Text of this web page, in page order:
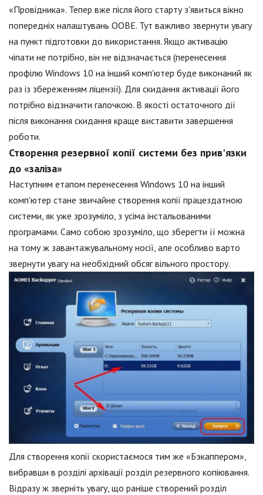
«Провідника». Тепер вже після його старту з'явиться вікно
попередніх налаштувань OOBE. Тут важливо звернути увагу
на пункт підготовки до використання. Якщо активацію
чіпати не потрібно, він не відзначається (перенесення
профілю Windows 10 на інший комп'ютер буде виконаний як
раз із збереженням ліцензії). Для скидання активації його
потрібно відзначити галочкою. В якості остаточного дії
після виконання скидання краще виставити завершення
роботи.
Створення резервної копії системи без прив'язки
до «заліза»
Наступним етапом перенесення Windows 10 на інший
комп'ютер стане звичайне створення копії працездатною
системи, як уже зрозуміло, з усіма інстальованими
програмами. Само собою зрозуміло, що зберегти її можна
на тому ж завантажувальному носії, але особливо варто
звернути увагу на необхідний обсяг вільного простору.
Для створення копії скористаємося тим же «Бэкаппером»,
вибравши в розділі архівації розділ резервного копіювання.
Відразу ж зверніть увагу, що раніше створений розділ